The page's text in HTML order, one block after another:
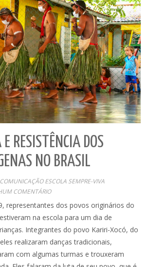
RESISTÊNCIA DOS
NO BRASIL
COMUNICAÇÃO ESCOLA SEMPRE-VIVA
COMENTÁRIO
representantes dos povos originários do
na escola para um dia de
Integrantes do povo Kariri-Xocó, do
realizaram danças tradicionais,
com algumas turmas e trouxeram